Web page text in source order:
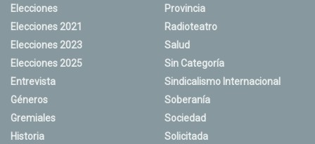
Elecciones
Elecciones 2021
Elecciones 2023
Elecciones 2025
Entrevista
Géneros
Gremiales
Historia
Provincia
Radioteatro
Salud
Sin Categoría
Sindicalismo Internacional
Soberanía
Sociedad
Solicitada